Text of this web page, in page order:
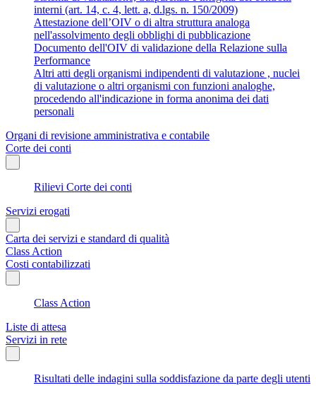
interni (art. 14, c. 4, lett. a, d.lgs. n. 150/2009)
Attestazione dell’OIV o di altra struttura analoga
nell'assolvimento degli obblighi di pubblicazione
Documento dell'OIV di validazione della Relazione sulla
Performance
Altri atti degli organismi indipendenti di valutazione , nuclei
di valutazione o altri organismi con funzioni analoghe,
procedendo all'indicazione in forma anonima dei dati
personali
Organi di revisione amministrativa e contabile
Corte dei conti
Rilievi Corte dei conti
Servizi erogati
Carta dei servizi e standard di qualità
Class Action
Costi contabilizzati
Class Action
Liste di attesa
Servizi in rete
Risultati delle indagini sulla soddisfazione da parte degli utenti